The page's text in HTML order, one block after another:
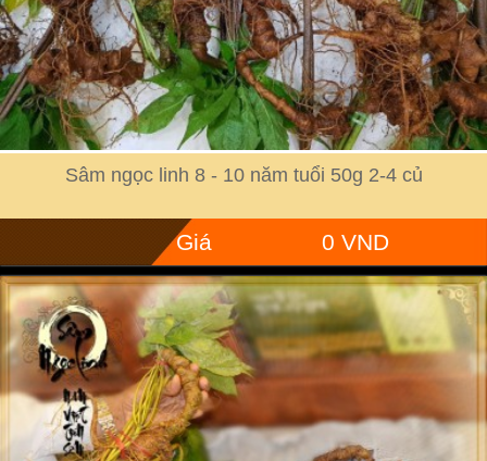
Sâm ngọc linh 8 - 10 năm tuổi 50g 2-4 củ
Giá 0 VND